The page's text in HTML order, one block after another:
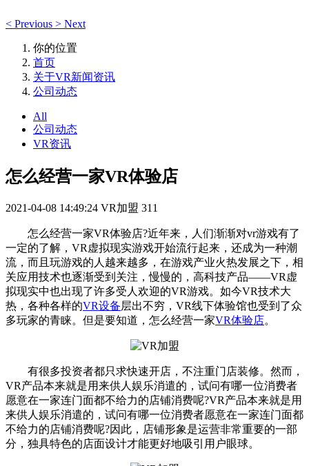
< Previous > Next
你的位置
首页
关于VR新闻资讯
公司动态
All
公司动态
VR资讯
怎么经营一家VR体验店
2021-04-08 14:49:24 VR加盟 311
怎么经营一家VR体验店?近年来，人们渐渐对vr游戏有了
一定的了解，VR虚拟现实游戏开始流行起来，还成为一种潮
流，而且玩游戏的人越来越多，在游戏产业火热发展之下，相
关应用技术也逐渐受到关注，慢慢的，高科技产品——VR虚
拟现实中也出现了许多受人欢迎的VR游戏。如今VR技术大
热，各种各样的VR设备层出不穷，VR线下体验馆也受到了众
多玩家的青睐。但是要知道，怎么经营一家VR体验店。
有很多投资者都只求快速开店，不注重门店装修。然而，
VR产品本来就是用来供人娱乐消遣的，试问有哪一位消费者
愿意在一家连门面都不给力的店铺消费呢?VR产品本来就是用
来供人娱乐消遣的，试问有哪一位消费者愿意在一家连门面都
不给力的店铺消费呢?因此，店铺形象是运营非常重要的一部
分，独具特色的店面设计才能更好地吸引用户眼球。